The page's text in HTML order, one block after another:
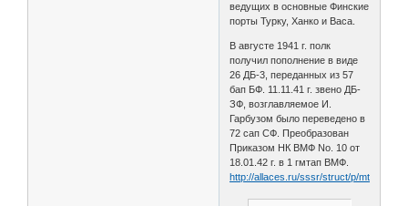
ведущих в основные Финские
порты Турку, Ханко и Васа.
В августе 1941 г. полк
получил пополнение в виде
26 ДБ-3, переданных из 57
бап БФ. 11.11.41 г. звено ДБ-
ЗФ, возглавляемое И.
Гарбузом было переведено в
72 сап СФ. Преобразован
Приказом НК ВМФ No. 10 от
18.01.42 г. в 1 гмтап ВМФ.
http://allaces.ru/sssr/struct/p/mtap1.php